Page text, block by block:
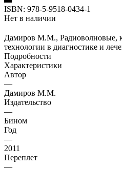
ISBN: 978-5-9518-0434-1
Нет в наличии
Дамиров М.М., Радиоволновые,
технологии в диагностике и
Подробности
Характеристики
Автор
—
Дамиров М.М.
Издательство
—
Бином
Год
—
2011
Переплет
—